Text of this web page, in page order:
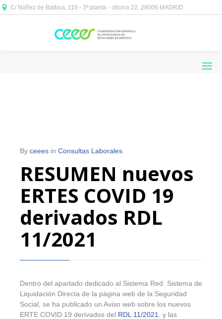
C/ Núñez de Balboa, 116 - 3ª planta - oficina 22, 28006 MADRID
By ceees in Consultas Laborales
RESUMEN nuevos
ERTES COVID 19
derivados RDL
11/2021
Dentro del apartado dedicado al Sistema Red Sistema de
Liquidación Directa de la página web de la Seguridad
Social, se ha publicado un Aviso web sobre los nuevos
ERTE COVID 19 derivados del RDL 11/2021
, y las